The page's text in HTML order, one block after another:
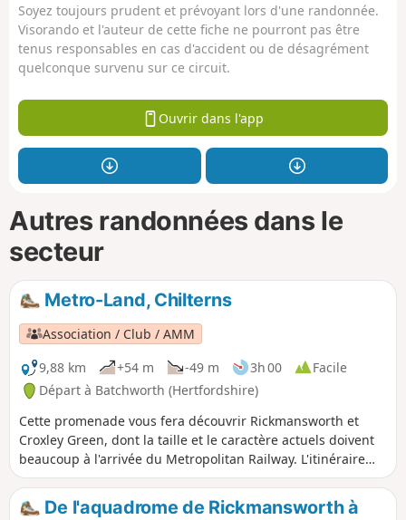
Soyez toujours prudent et prévoyant lors d'une randonnée.
Visorando et l'auteur de cette fiche ne pourront pas être
tenus responsables en cas d'accident ou de désagrément
quelconque survenu sur ce circuit.
Ouvrir dans l'app
Autres randonnées dans le
secteur
Metro-Land, Chilterns
Association / Club / AMM
9,88 km
+54 m -49 m 3h 00
Facile
Départ à Batchworth (Hertfordshire)
Cette promenade vous fera découvrir Rickmansworth et
Croxley Green, dont la taille et le caractère actuels doivent
beaucoup à l'arrivée du Metropolitan Railway. L'itinéraire
varié comprend des bois, des champs, une lande classée
site d'intérêt scientifique particulier, un village verdoyant,
des rivières et un canal.
De l'aquadrome de Rickmansworth à